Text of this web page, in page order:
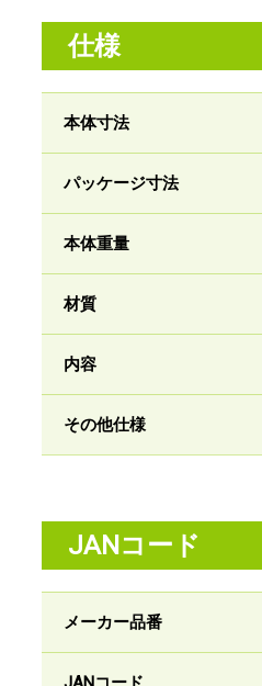
仕様
本体寸法
パッケージ寸法
本体重量
材質
内容
その他仕様
JANコード
メーカー品番